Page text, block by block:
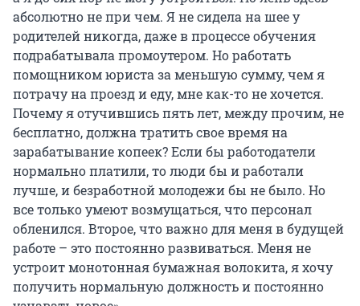
абсолютно не при чем. Я не сидела на шее у
родителей никогда, даже в процессе обучения
подрабатывала промоутером. Но работать
помощником юриста за меньшую сумму, чем я
потрачу на проезд и еду, мне как-то не хочется.
Почему я отучившись пять лет, между прочим, не
бесплатно, должна тратить свое время на
зарабатывание копеек? Если бы работодатели
нормально платили, то люди бы и работали
лучше, и безработной молодежи бы не было. Но
все только умеют возмущаться, что персонал
обленился. Второе, что важно для меня в будущей
работе – это постоянно развиваться. Меня не
устроит монотонная бумажная волокита, я хочу
получить нормальную должность и постоянно